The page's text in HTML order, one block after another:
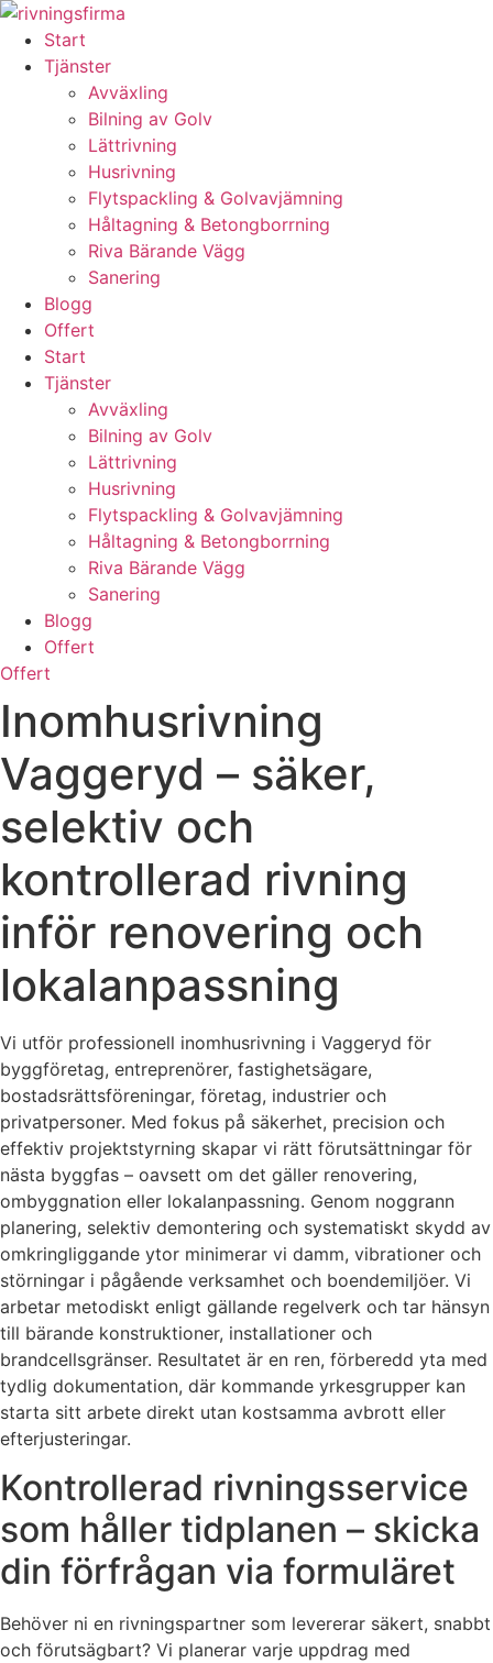
Skip
content
Start
Tjänster
Avväxling
Bilning av Golv
Lättrivning
Husrivning
Flytspackling & Golvavjämning
Håltagning & Betongborrning
Riva Bärande Vägg
Sanering
Blogg
Offert
Start
Tjänster
Avväxling
Bilning av Golv
Lättrivning
Husrivning
Flytspackling & Golvavjämning
Håltagning & Betongborrning
Riva Bärande Vägg
Sanering
Blogg
Offert
Offert
Inomhusrivning
Vaggeryd – säker,
selektiv och
kontrollerad rivning
inför renovering och
lokalanpassning
Vi utför professionell inomhusrivning i Vaggeryd för
byggföretag, entreprenörer, fastighetsägare,
bostadsrättsföreningar, företag, industrier och
privatpersoner. Med fokus på säkerhet, precision och
effektiv projektstyrning skapar vi rätt förutsättningar för
nästa byggfas – oavsett om det gäller renovering,
ombyggnation eller lokalanpassning. Genom noggrann
planering, selektiv demontering och systematiskt skydd av
omkringliggande ytor minimerar vi damm, vibrationer och
störningar i pågående verksamhet och boendemiljöer. Vi
arbetar metodiskt enligt gällande regelverk och tar hänsyn
till bärande konstruktioner, installationer och
brandcellsgränser. Resultatet är en ren, förberedd yta med
tydlig dokumentation, där kommande yrkesgrupper kan
starta sitt arbete direkt utan kostsamma avbrott eller
efterjusteringar.
Kontrollerad rivningsservice
som håller tidplanen – skicka
din förfrågan via formuläret
Behöver ni en rivningspartner som levererar säkert, snabbt
och förutsägbart? Vi planerar varje uppdrag med